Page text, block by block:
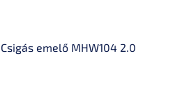
Csigás emelő MHW104 2.0